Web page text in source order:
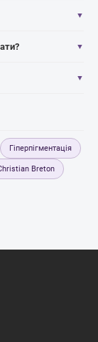
▼
▼
▼
Гіперпігментація
Breton